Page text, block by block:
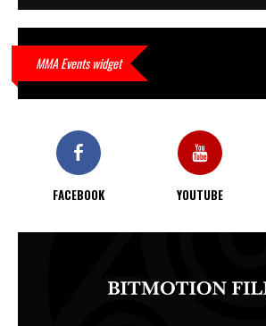
9 OKTOBER, 2023
waar hij van gemaakt is…
KO bij CWA Lowlands 7
MMA Events widget
FACEBOOK YOUTUBE